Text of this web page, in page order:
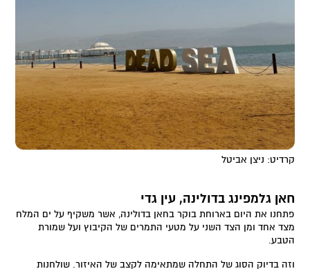
קרדיט: ניצן אביטל
חאן גלמפינג בדולינה, עין גדי
פתחנו את היום בארוחת בוקר בחאן בדולינה, אשר משקיף על ים המלח
מצד אחד ומן הצד השני על מטעי התמרים של הקיבוץ ועל שמורת
הטבע.
וזה בדיוק הסוג של התחלה שמתאימה לקצב של האיזור. שולחנות